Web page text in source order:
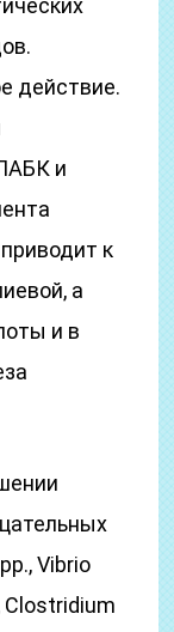
действие.
и
к
а
и в
Vibrio
Clostridium